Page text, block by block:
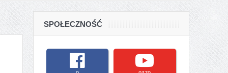
lokali gastronomicznych
SPOŁECZNOŚĆ